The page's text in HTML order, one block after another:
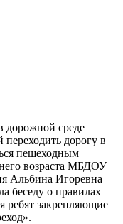
дорожной среде
дорогу в
пешеходным
возраста МБДОУ
Альбина Игоревна
беседу о правилах
ребят закрепляющие